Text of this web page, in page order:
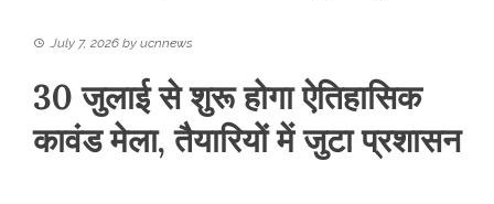
July 7, 2026 by ucnnews
30 जुलाई से शुरू होगा ऐतिहासिक
कावंड मेला, तैयारियों में जुटा प्रशासन